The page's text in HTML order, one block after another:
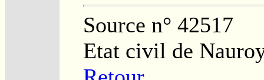
Source n° 42517
Etat civil de